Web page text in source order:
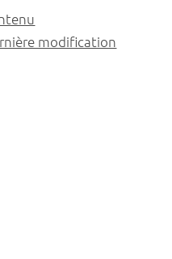
modification